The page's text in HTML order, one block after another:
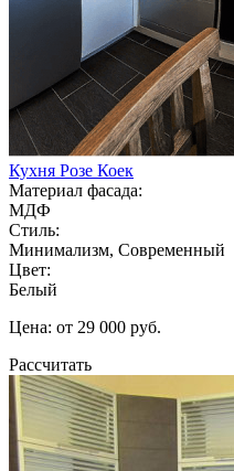
Кухня Розе Коек
Материал фасада:
МДФ
Стиль:
Минимализм, Современный
Цвет:
Белый
Цена: от 29 000 руб.
Рассчитать